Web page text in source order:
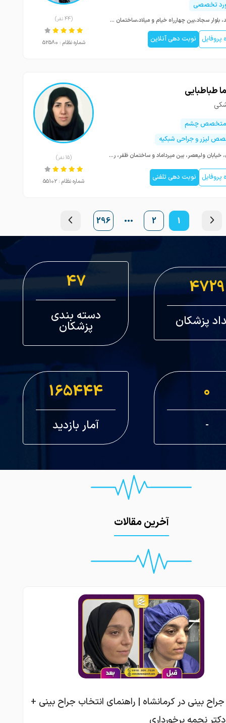
تخصصی
مشهد، بلوار سجاد،بین چهارراه خیام و میلاد،ساختمان پزشکان نگین،طبقه اول
نوبت دهی آنلاین
(44 نفر)
شماره نظام : 52580
طباطبایی
متخصص چشم
لیزر و جراحی شبکیه
تهران، خیابان ولیعصر، بین میرداماد و ساختمان ظفر، روبروی بیمارستان ولیعصر، برج پیروز ، واحد 803
نوبت دهی تلفنی
(15 نفر)
شماره نظام : 55102
1
2
296
4729
پزشکان
47
دسته بندی
پزشکان
0
-
165444
آمار بازدید
آخرین مقالات
بینی در کرمانشاه | راهنمای انتخاب جراح بینی +